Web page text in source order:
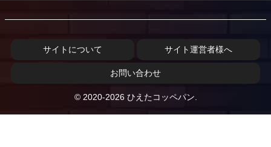
サイトについて サイト運営者様へ
お問い合わせ
© 2020-2026 ひえたコッペパン.